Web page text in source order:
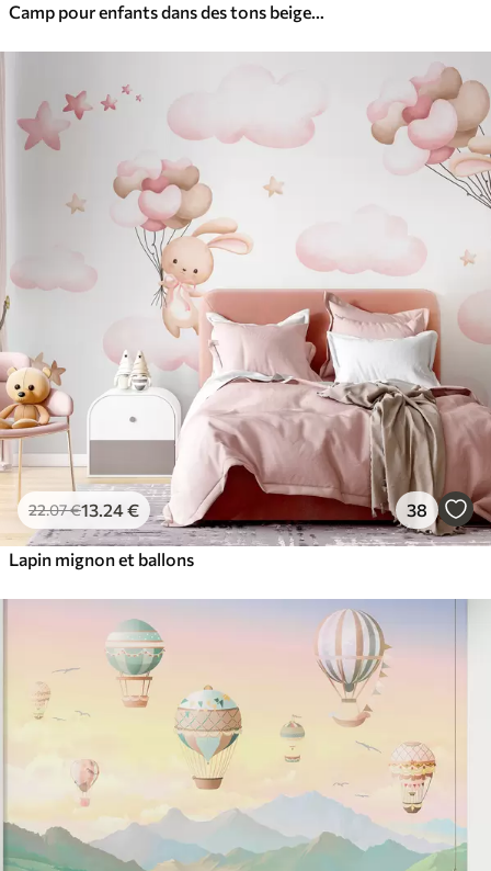
Camp pour enfants dans des tons beiges chauds, tente et animaux de la forêt
22.07€13.24€ 38
Lapin mignon et ballons